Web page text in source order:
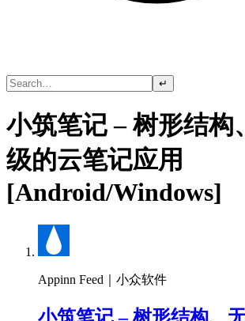
↵
小筑笔记 – 树形结构
级的云笔记应用
[Android/Windows]
Appinn Feed｜小众软件
小筑笔记 – 树形结构、